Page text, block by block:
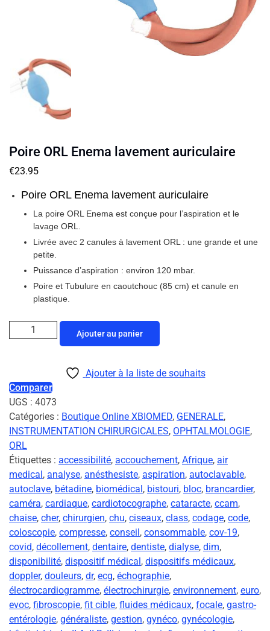
Poire ORL Enema lavement auriculaire
€23.95
Poire ORL Enema lavement auriculaire
La poire ORL Enema est conçue pour l’aspiration et le
lavage ORL.
Livrée avec 2 canules à lavement ORL : une grande et une
petite.
Puissance d’aspiration : environ 120 mbar.
Poire et Tubulure en caoutchouc (85 cm) et canule en
plastique.
Ajouter au panier
Ajouter à la liste de souhaits
Comparer
UGS : 4073
Catégories : Boutique Online XBIOMED, GENERALE,
INSTRUMENTATION CHIRURGICALES, OPHTALMOLOGIE,
ORL
Étiquettes : accessibilité, accouchement, Afrique, air
medical, analyse, anésthesiste, aspiration, autoclavable,
autoclave, bétadine, biomédical, bistouri, bloc, brancardier,
caméra, cardiaque, cardiotocographe, cataracte, ccam,
chaise, cher, chirurgien, chu, ciseaux, class, codage, code,
coloscopie, compresse, conseil, consommable, cov-19,
covid, décollement, dentaire, dentiste, dialyse, dim,
disponibilité, dispositif médical, dispositifs médicaux,
doppler, douleurs, dr, ecg, échographie,
électrocardiogramme, électrochirurgie, environnement, euro,
evoc, fibroscopie, fit cible, fluides médicaux, focale, gastro-
entérologie, généraliste, gestion, gynéco, gynécologie,